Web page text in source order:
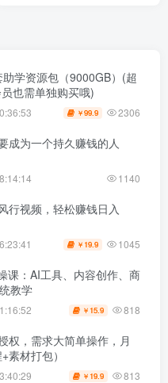
学资源包（9000GB）(超
也需单独购买哦)
￥99.9 2306
成为一个持久赚钱的人
1140
行视频，轻松赚钱日入
￥ 19.9 1045
课：AI工具、内容创作、商
教学
￥ 15.9 818
权，需求大简单操作，月
素材打包）
￥ 19.9 813